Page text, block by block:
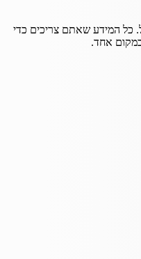
כל המידע שאתם צריכים כדי
אחד.